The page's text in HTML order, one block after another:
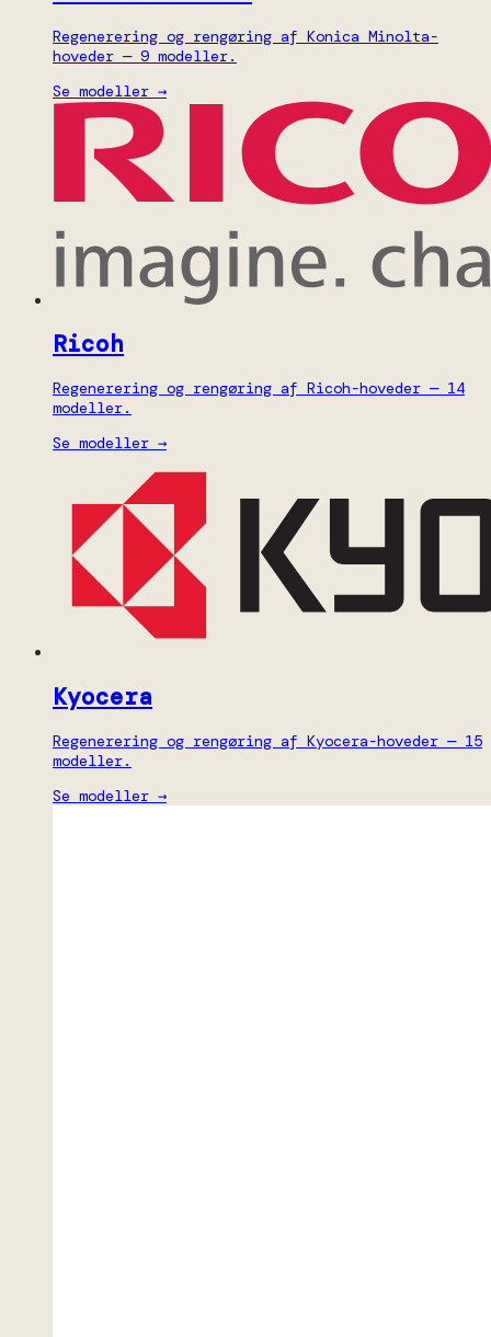
Regenerering og rengøring af Konica Minolta-
hoveder — 9 modeller.
Se modeller →
Ricoh
Regenerering og rengøring af Ricoh-hoveder — 14
modeller.
Se modeller →
Kyocera
Regenerering og rengøring af Kyocera-hoveder — 15
modeller.
Se modeller →